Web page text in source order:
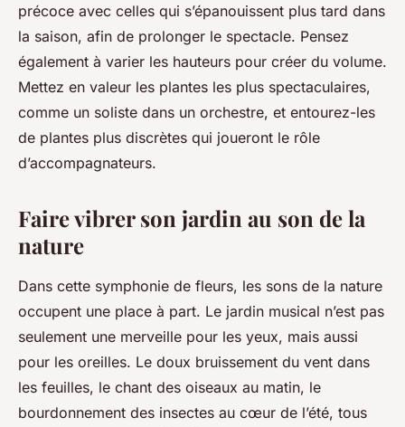
précoce avec celles qui s’épanouissent plus tard dans
la saison, afin de prolonger le spectacle. Pensez
également à varier les hauteurs pour créer du volume.
Mettez en valeur les plantes les plus spectaculaires,
comme un soliste dans un orchestre, et entourez-les
de plantes plus discrètes qui joueront le rôle
d’accompagnateurs.
Faire vibrer son jardin au son de la
nature
Dans cette symphonie de fleurs, les sons de la nature
occupent une place à part. Le jardin musical n’est pas
seulement une merveille pour les yeux, mais aussi
pour les oreilles. Le doux bruissement du vent dans
les feuilles, le chant des oiseaux au matin, le
bourdonnement des insectes au cœur de l’été, tous